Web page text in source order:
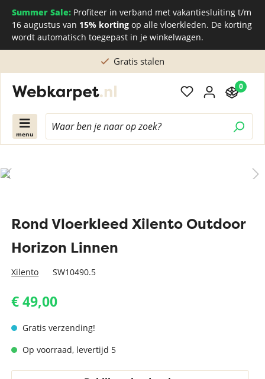
Summer Sale: Profiteer in verband met vakantiesluiting t/m
16 augustus van 15% korting op alle vloerkleden. De korting
wordt automatisch toegepast in je winkelwagen.
Gratis stalen
menu
0
Rond Vloerkleed Xilento Outdoor
Horizon Linnen
Xilento SW10490.5
€ 49,00
Gratis verzending!
Op voorraad, levertijd 5